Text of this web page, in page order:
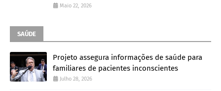
Maio 22, 2026
SAÚDE
Projeto assegura informações de saúde para
familiares de pacientes inconscientes
Julho 28, 2026